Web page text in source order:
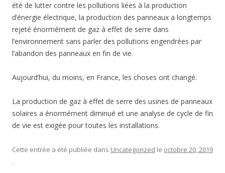
été de lutter contre les pollutions liées à la production
d’énergie électrique, la production des panneaux a longtemps
rejeté énormément de gaz à effet de serre dans
l’environnement sans parler des pollutions engendrées par
l’abandon des panneaux en fin de vie.
Aujourd’hui, du moins, en France, les choses ont changé.
La production de gaz à effet de serre des usines de panneaux
solaires a énormément diminué et une analyse de cycle de fin
de vie est exigée pour toutes les installations.
Cette entrée a été publiée dans Uncategorized le octobre 20, 2019
.